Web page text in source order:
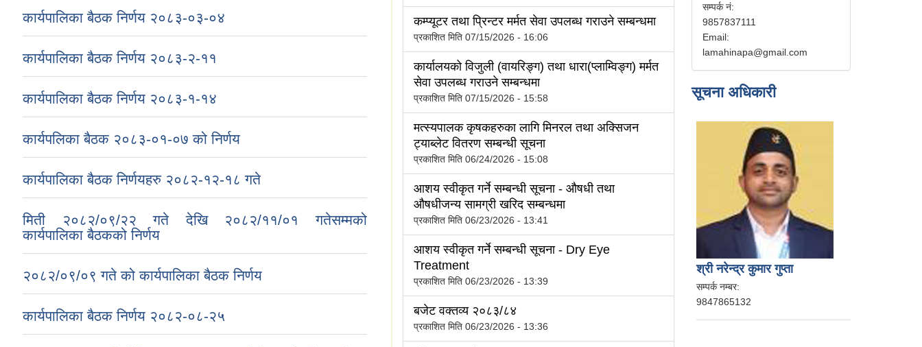
कार्यपालिका बैठक निर्णय २०८३-०३-०४
कार्यपालिका बैठक निर्णय २०८३-२-११
कार्यपालिका बैठक निर्णय २०८३-१-१४
कार्यपलिका बैठक २०८३-०१-०७ को निर्णय
कार्यपालिका बैठक निर्णयहरु २०८२-१२-१८ गते
मिती २०८२/०९/२२ गते देखि २०८२/११/०१ गतेसम्मको
कार्यपालिका बैठकको निर्णय
२०८२/०९/०९ गते को कार्यपालिका बैठक निर्णय
कार्यपालिका बैठक निर्णय २०८२-०८-२५
कम्प्यूटर तथा प्रिन्टर मर्मत सेवा उपलब्ध गराउने सम्बन्धमा
प्रकाशित मिति 07/15/2026 - 16:06
कार्यालयको विजुली (वायरिङ्ग) तथा धारा(प्लाम्विङ्ग) मर्मत
सेवा उपलब्ध गराउने सम्बन्धमा
प्रकाशित मिति 07/15/2026 - 15:58
मत्स्यपालक कृषकहरुका लागि मिनरल तथा अक्सिजन
ट्याब्लेट वितरण सम्बन्धी सूचना
प्रकाशित मिति 06/24/2026 - 15:08
आशय स्वीकृत गर्ने सम्बन्धी सूचना - औषधी तथा
औषधीजन्य सामग्री खरिद सम्बन्धमा
प्रकाशित मिति 06/23/2026 - 13:41
आशय स्वीकृत गर्ने सम्बन्धी सूचना - Dry Eye
Treatment
प्रकाशित मिति 06/23/2026 - 13:39
बजेट वक्तव्य २०८३/८४
प्रकाशित मिति 06/23/2026 - 13:36
सम्पर्क नं:
9857837111
Email:
lamahinapa@gmail.com
सूचना अधिकारी
श्री नरेन्द्र कुमार गुप्ता
सम्पर्क नम्बर:
9847865132